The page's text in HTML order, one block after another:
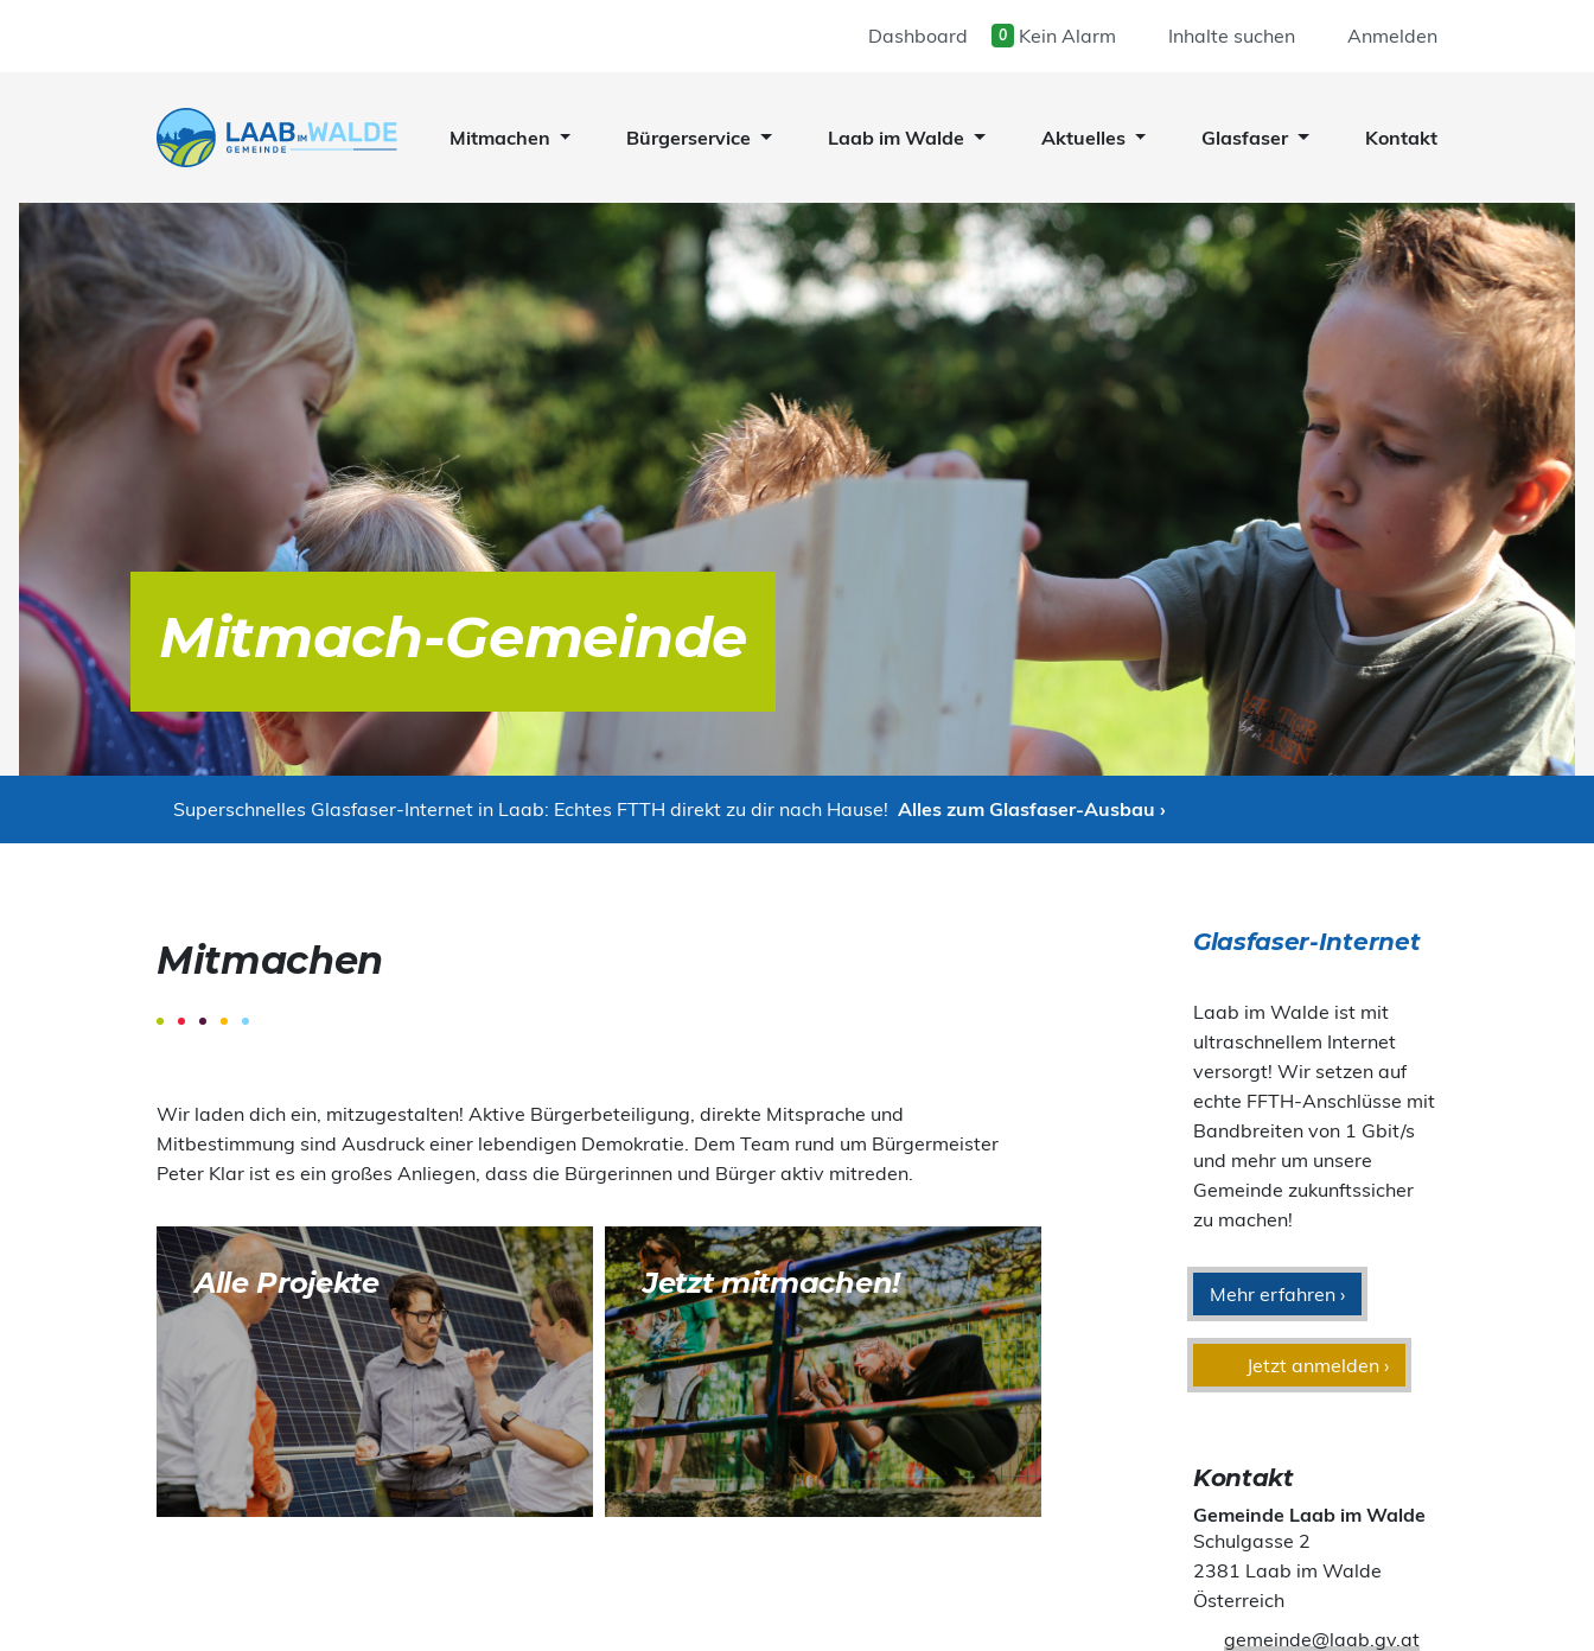
Dashboard 0 Kein Alarm Inhalte suchen Anmelden
Mitmachen Bürgerservice Laab im Walde Aktuelles Glasfaser Kontakt
Mitmach-Gemeinde
Superschnelles Glasfaser-Internet in Laab: Echtes FTTH direkt zu dir nach Hause! Alles zum Glasfaser-Ausbau ›
Mitmachen
Wir laden dich ein, mitzugestalten! Aktive Bürgerbeteiligung, direkte Mitsprache und
Mitbestimmung sind Ausdruck einer lebendigen Demokratie. Dem Team rund um Bürgermeister
Peter Klar ist es ein großes Anliegen, dass die Bürgerinnen und Bürger aktiv mitreden.
Alle Projekte Jetzt mitmachen!
Glasfaser-Internet
Laab im Walde ist mit
ultraschnellem Internet
versorgt! Wir setzen auf
echte FFTH-Anschlüsse mit
Bandbreiten von 1 Gbit/s
und mehr um unsere
Gemeinde zukunftssicher
zu machen!
Mehr erfahren ›
Jetzt anmelden ›
Kontakt
Gemeinde Laab im Walde
Schulgasse 2
2381 Laab im Walde
Österreich
gemeinde@laab.gv.at